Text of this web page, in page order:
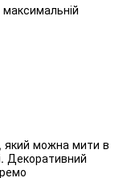
який можна мити в
Декоративний